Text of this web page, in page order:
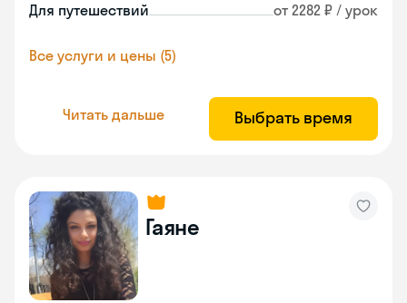
Для путешествий от 2282 ₽ / урок
Все услуги и цены (5)
Читать дальше Выбрать время
Гаяне